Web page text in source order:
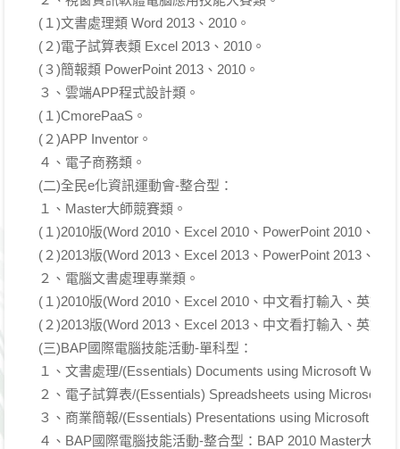
(１)文書處理類 Word 2013、2010。
(２)電子試算表類 Excel 2013、2010。
(３)簡報類 PowerPoint 2013、2010。
３、雲端APP程式設計類。
(１)CmorePaaS。
(２)APP Inventor。
４、電子商務類。
(二)全民e化資訊運動會-整合型：
１、Master大師競賽類。
(１)2010版(Word 2010、Excel 2010、PowerPoint 2010、電
(２)2013版(Word 2013、Excel 2013、PowerPoint 2013、電
２、電腦文書處理專業類。
(１)2010版(Word 2010、Excel 2010、中文看打輸入、英文
(２)2013版(Word 2013、Excel 2013、中文看打輸入、英文
(三)BAP國際電腦技能活動-單科型：
１、文書處理/(Essentials) Documents using Microsoft Word
２、電子試算表/(Essentials) Spreadsheets using Microsoft
３、商業簡報/(Essentials) Presentations using Microsoft
４、BAP國際電腦技能活動-整合型：BAP 2010 Master大師(